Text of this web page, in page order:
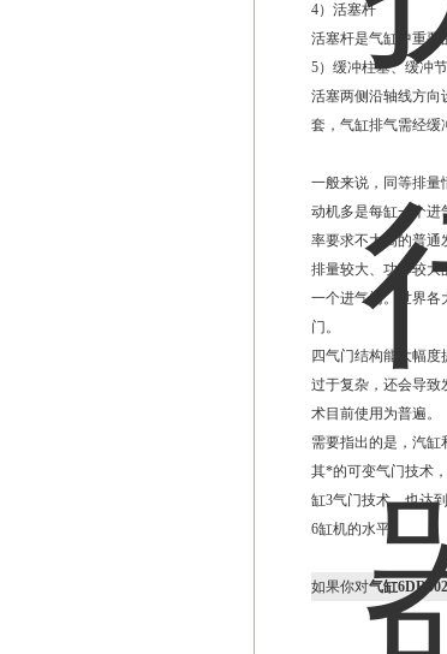
4）活塞杆
活塞杆是气缸中重要
5）缓冲柱塞、缓冲
活塞两侧沿轴线方向
套，气缸排气需经缓
一般来说，同等排量
动机多是每缸一个进
率要求不太高的普通
排量较大、功率较大
一个进气门。世界各
门。
四气门结构能大幅
过于复杂，还会导致
术目前使用为普遍。
需要指出的是，汽缸
其*的可变气门技术
缸3气门技术，也达
6缸机的水平。
如果你对气缸